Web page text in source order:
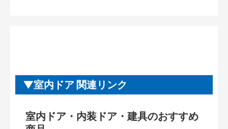
室内ドア 関連リンク
室内ドア・内装ドア・建具のおすすめ